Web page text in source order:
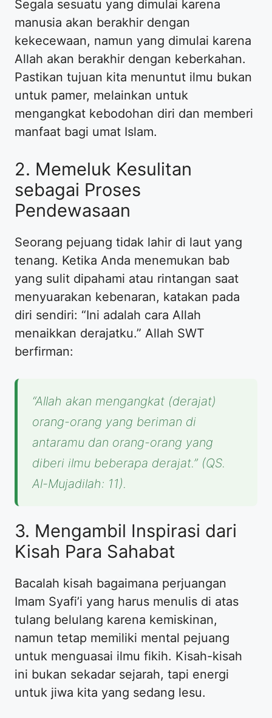
​Segala sesuatu yang dimulai karena
manusia akan berakhir dengan
kekecewaan, namun yang dimulai karena
Allah akan berakhir dengan keberkahan.
Pastikan tujuan kita menuntut ilmu bukan
untuk pamer, melainkan untuk
mengangkat kebodohan diri dan memberi
manfaat bagi umat Islam.
​2. Memeluk Kesulitan
sebagai Proses
Pendewasaan
​Seorang pejuang tidak lahir di laut yang
tenang. Ketika Anda menemukan bab
yang sulit dipahami atau rintangan saat
menyuarakan kebenaran, katakan pada
diri sendiri: “Ini adalah cara Allah
menaikkan derajatku.” Allah SWT
berfirman:
“Allah akan mengangkat (derajat)
orang-orang yang beriman di
antaramu dan orang-orang yang
diberi ilmu beberapa derajat.” (QS.
Al-Mujadilah: 11).
​3. Mengambil Inspirasi dari
Kisah Para Sahabat
​Bacalah kisah bagaimana perjuangan
Imam Syafi’i yang harus menulis di atas
tulang belulang karena kemiskinan,
namun tetap memiliki mental pejuang
untuk menguasai ilmu fikih. Kisah-kisah
ini bukan sekadar sejarah, tapi energi
untuk jiwa kita yang sedang lesu.